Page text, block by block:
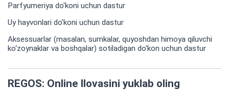
Parfyumeriya do'koni uchun dastur
Uy hayvonlari do’koni uchun dastur
Aksessuarlar (masalan, sumkalar, quyoshdan himoya qiluvchi
ko‘zoynaklar va boshqalar) sotiladigan do‘kon uchun dastur
REGOS: Online Ilovasini yuklab oling